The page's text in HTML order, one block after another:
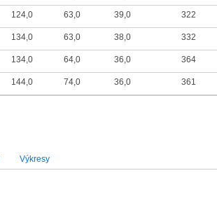
124,0 63,0 39,0 322
134,0 63,0 38,0 332
134,0 64,0 36,0 364
144,0 74,0 36,0 361
Výkresy